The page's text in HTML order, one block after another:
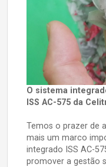
O sistema
ISS AC-575 da
Temos o prazer de
mais um marco
integrado ISS AC-
promover a gestão